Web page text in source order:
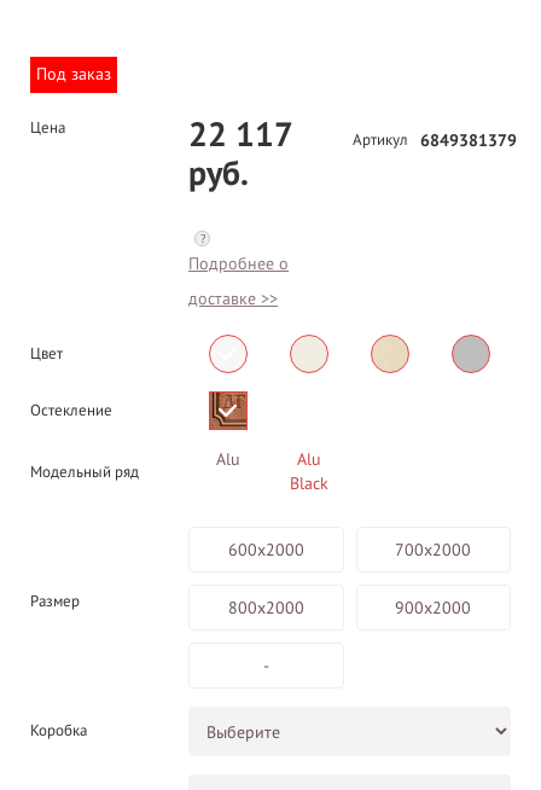
Под заказ
Цена
22 117
руб.
?
Подробнее о
доставке >>
Артикул 6849381379
Цвет
Остекление
Модельный ряд
Alu
Alu
Black
Размер
600х2000 700х2000
800х2000 900х2000
-
Коробка